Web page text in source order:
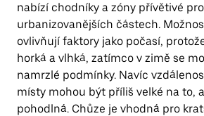
nabízí chodníky a zóny přívětivé
urbanizovanějších částech.
ovlivňují faktory jako počasí,
horká a vlhká, zatímco v zimě se
namrzlé podmínky. Navíc
místy mohou být příliš velké na to,
pohodlná. Chůze je vhodná pro